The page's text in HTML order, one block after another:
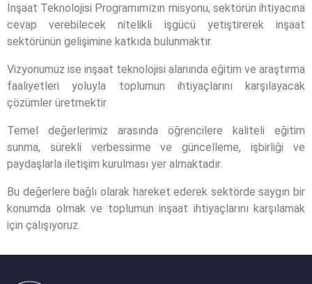
TOPLUMA KATKI
İLETIŞIM
İnşaat Teknolojisi Programımızın misyonu, sektörün ihtiyacına
cevap verebilecek nitelikli işgücü yetiştirerek inşaat
sektörünün gelişimine katkıda bulunmaktır.
Vizyonumuz ise inşaat teknolojisi alanında eğitim ve araştırma
faaliyetleri yoluyla toplumun ihtiyaçlarını karşılayacak
çözümler üretmektir.
Temel değerlerimiz arasında öğrencilere kaliteli eğitim
sunma, sürekli verbessirme ve güncelleme, işbirliği ve
paydaşlarla iletişim kurulması yer almaktadır.
Bu değerlere bağlı olarak hareket ederek sektörde saygın bir
konumda olmak ve toplumun inşaat ihtiyaçlarını karşılamak
için çalışıyoruz.